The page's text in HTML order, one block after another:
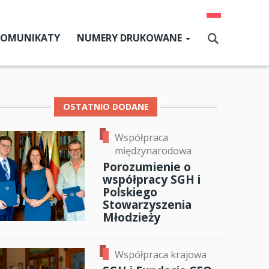
SGH
SGH
NUMERY DRUKOWANE
Aktualny numer
OSTATNIO DODANE
Współpraca
międzynarodowa
Porozumienie o
współpracy SGH i
Polskiego
Stowarzyszenia
Młodzieży
Współpraca krajowa